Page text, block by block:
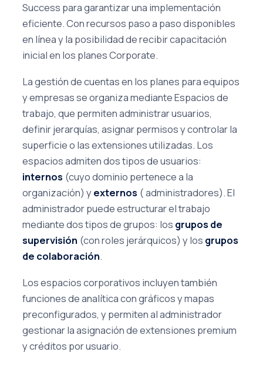
Success para garantizar una implementación
eficiente. Con recursos paso a paso disponibles
en línea y la posibilidad de recibir capacitación
inicial en los planes Corporate.
La gestión de cuentas en los planes para equipos
y empresas se organiza mediante Espacios de
trabajo, que permiten administrar usuarios,
definir jerarquías, asignar permisos y controlar la
superficie o las extensiones utilizadas. Los
espacios admiten dos tipos de usuarios:
internos (cuyo dominio pertenece a la
organización) y externos ( administradores). El
administrador puede estructurar el trabajo
mediante dos tipos de grupos: los grupos de
supervisión (con roles jerárquicos) y los grupos
de colaboración.
Los espacios corporativos incluyen también
funciones de analítica con gráficos y mapas
preconfigurados, y permiten al administrador
gestionar la asignación de extensiones premium
y créditos por usuario.